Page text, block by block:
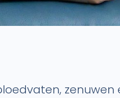
zenuwen